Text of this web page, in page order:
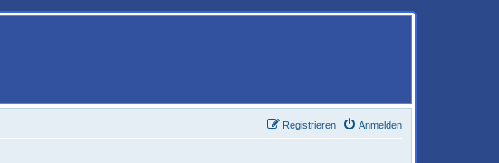
Anmelden
Registrieren